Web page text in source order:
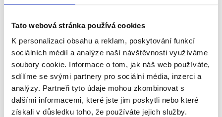
Tato webová stránka používá cookies
K personalizaci obsahu a reklam, poskytování funkcí
sociálních médií a analýze naší návštěvnosti využíváme
soubory cookie. Informace o tom, jak náš web používáte,
sdílíme se svými partnery pro sociální média, inzerci a
analýzy. Partneři tyto údaje mohou zkombinovat s
dalšími informacemi, které jste jim poskytli nebo které
získali v důsledku toho, že používáte jejich služby.